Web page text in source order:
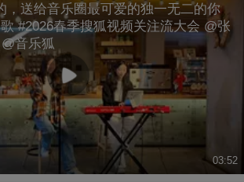
，送给音乐圈最可爱的独一无二的你
#2026春季搜狐视频关注流大会 @张
音乐狐
03:52